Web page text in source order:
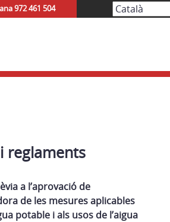
972 461 504
reglaments
a l’aprovació de
de les mesures aplicables
potable i als usos de l’aigua